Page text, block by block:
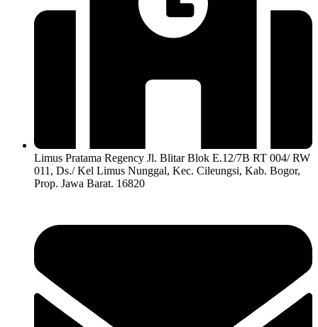
Limus Pratama Regency Jl. Blitar Blok E.12/7B RT 004/ RW
011, Ds./ Kel Limus Nunggal, Kec. Cileungsi, Kab. Bogor,
Prop. Jawa Barat. 16820